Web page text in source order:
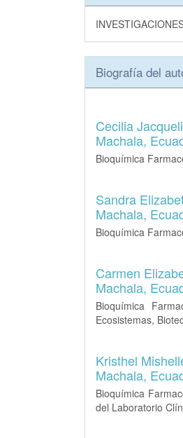
Biografía del
Cecilia
Machala,
Bioquímica
Sandra
Machala,
Bioquímica
Carmen
Machala,
Bioquímica
Ecosistemas,
Kristhel
Machala,
Bioquímica
del Laboratorio